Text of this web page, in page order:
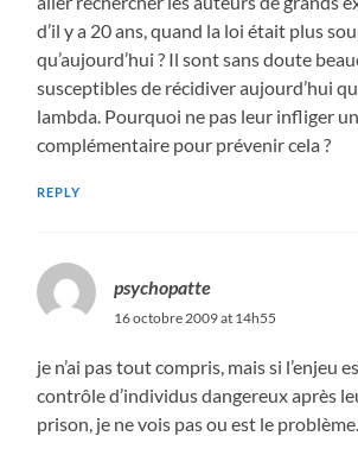
d’il y a 20 ans, quand la loi était plus
qu’aujourd’hui ? Il sont sans doute
susceptibles de récidiver aujourd’hui
lambda. Pourquoi ne pas leur infliger
complémentaire pour prévenir cela ?
REPLY
psychopatte
16 octobre 2009 at 14h55
je n’ai pas tout compris, mais si l’enjeu
contrôle d’individus dangereux après
prison, je ne vois pas ou est le problème.